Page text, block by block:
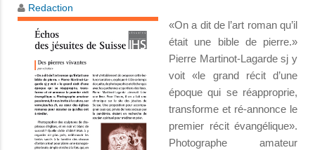
Redaction
«On a dit de l’art roman qu’il
était une bible de pierre.»
Pierre Martinot-Lagarde sj y
voit «le grand récit d’une
époque qui se réapproprie,
transforme et ré-annonce le
premier récit évangélique».
Photographe amateur